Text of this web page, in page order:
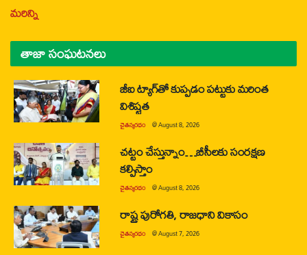
మరిన్ని
తాజా సంఘటనలు
జీఐ ట్యాగ్‌తో కుప్పడం పట్టుకు మరింత
విశిష్టత
చైతన్యరధం @August 8, 2026
చట్టం చేస్తున్నాం…బీసీలకు సంరక్షణ
కల్పిస్తాం
చైతన్యరధం @August 8, 2026
రాష్ట్ర పురోగతి, రాజధాని వికాసం
చైతన్యరధం @August 7, 2026